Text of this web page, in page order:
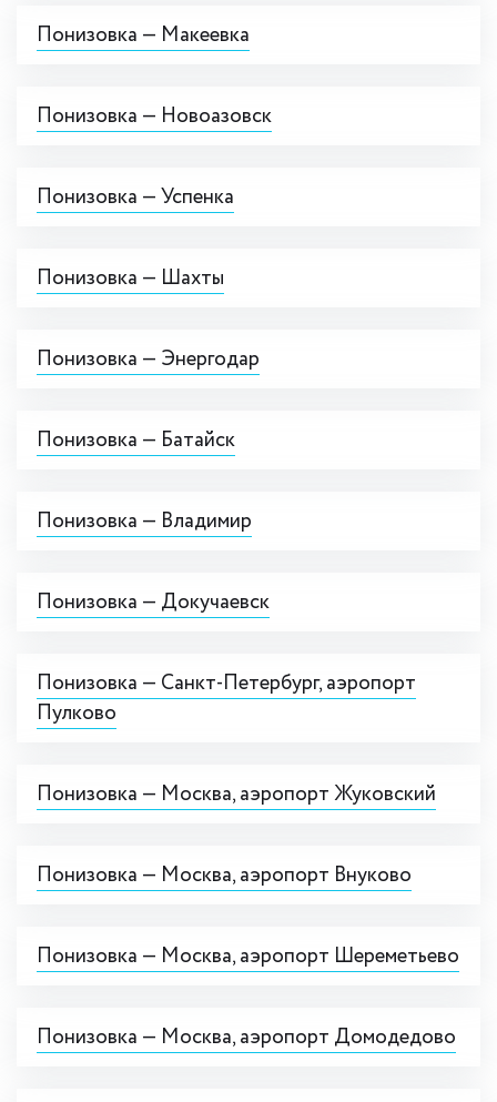
Понизовка — Макеевка
Понизовка — Новоазовск
Понизовка — Успенка
Понизовка — Шахты
Понизовка — Энергодар
Понизовка — Батайск
Понизовка — Владимир
Понизовка — Докучаевск
Понизовка — Cанкт-Петербург, аэропорт
Пулково
Понизовка — Москва, аэропорт Жуковский
Понизовка — Москва, аэропорт Внуково
Понизовка — Москва, аэропорт Шереметьево
Понизовка — Москва, аэропорт Домодедово